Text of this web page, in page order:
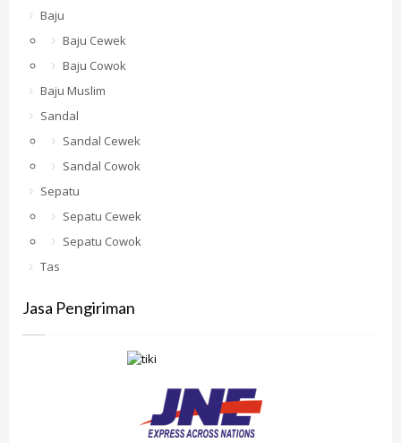
Baju
Baju Cewek
Baju Cowok
Baju Muslim
Sandal
Sandal Cewek
Sandal Cowok
Sepatu
Sepatu Cewek
Sepatu Cowok
Tas
Jasa Pengiriman